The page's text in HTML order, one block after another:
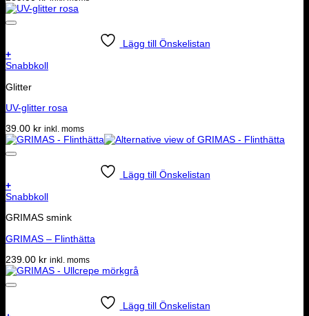
Lägg till Önskelistan
+
Snabbkoll
Glitter
UV-glitter rosa
39.00 kr inkl. moms
Lägg till Önskelistan
+
Snabbkoll
GRIMAS smink
GRIMAS – Flinthätta
239.00 kr inkl. moms
Lägg till Önskelistan